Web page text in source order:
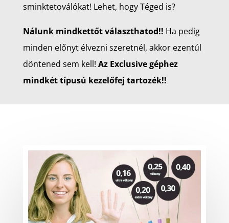
sminktetoválókat! Lehet, hogy Téged is?
Nálunk mindkettőt választhatod!! Ha pedig
minden előnyt élvezni szeretnél, akkor ezentúl
döntened sem kell! Az Exclusive géphez
mindkét típusú kezelőfej tartozék!!